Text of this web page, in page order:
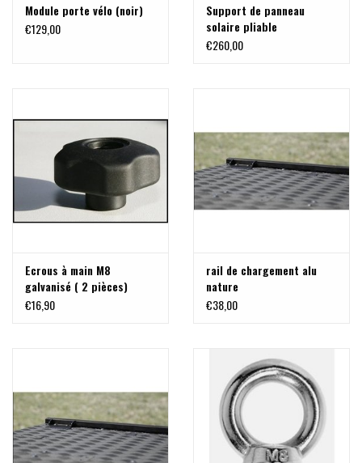
Module porte vélo (noir)
€129,00
Support de panneau
solaire pliable
€260,00
Ecrous à main M8
galvanisé ( 2 pièces)
€16,90
rail de chargement alu
nature
€38,00